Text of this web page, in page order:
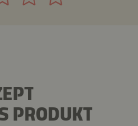
PRODUKT